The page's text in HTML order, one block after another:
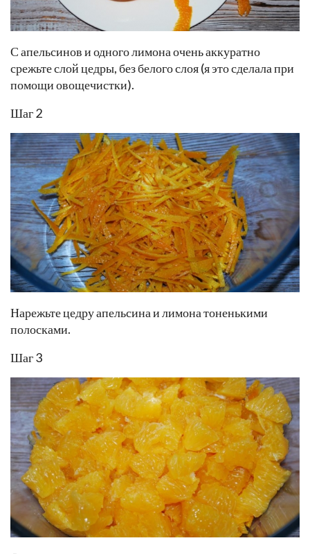
С апельсинов и одного лимона очень аккуратно
срежьте слой цедры, без белого слоя (я это сделала при
помощи овощечистки).
Шаг 2
Нарежьте цедру апельсина и лимона тоненькими
полосками.
Шаг 3